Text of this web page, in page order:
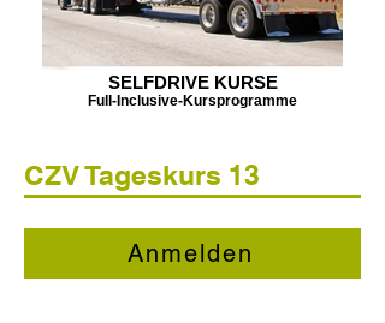
SELFDRIVE KURSE
Full-Inclusive-Kursprogramme
CZV Tageskurs 13
Anmelden